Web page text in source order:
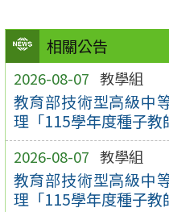
相關公告
2026-08-07 教學組
教育部技術型高級中
理「115學年度種子教
2026-08-07 教學組
教育部技術型高級中
理「115學年度種子教